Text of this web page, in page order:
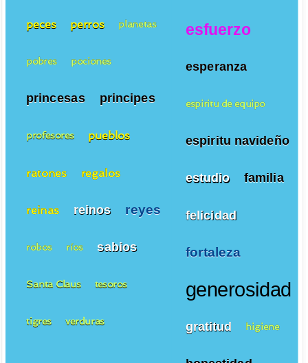
esfuerzo
esperanza
espiritu de equipo
espiritu navideño
estudio familia
felicidad
fortaleza
generosidad
gratitud higiene
peces perros planetas
pobres pociones
princesas principes
profesores pueblos
ratones regalos
reinas reinos reyes
robos ríos sabios
Santa Claus tesoros
tigres verduras